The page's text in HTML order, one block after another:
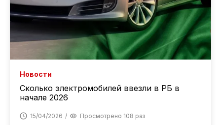
Новости
Сколько электромобилей ввезли в РБ в
начале 2026
15/04/2026 Просмотрено 108 раз